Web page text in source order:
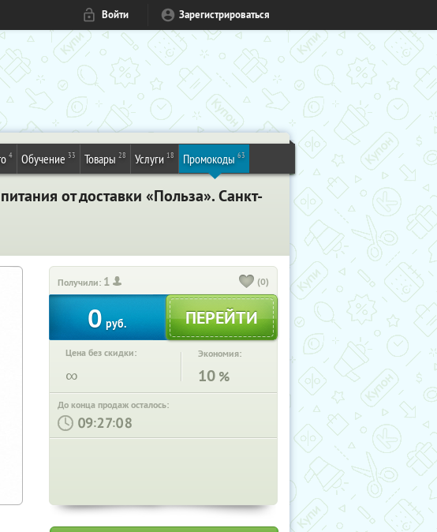
Войти Зарегистрироваться
4 Обучение 33 Товары 28 Услуги 18 Промокоды 63
от доставки «Польза». Санкт-
Получили: 1 (0)
0 руб.
Цена без скидки:
∞
Экономия:
10 %
До конца продаж осталось:
: :